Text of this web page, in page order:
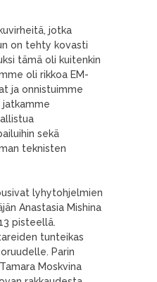
jotka
on tehty kovasti
tämä oli kuitenkin
oli rikkoa EM-
ja onnistuimme
jatkamme
sekä
teknisten
lyhytohjelmien
Anastasia Mishina
pisteellä.
tunteikas
Parin
Moskvina